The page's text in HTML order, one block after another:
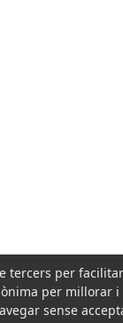
tercers per
per millorar i
sense